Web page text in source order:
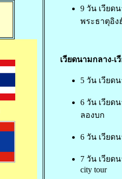
9 วัน เวียด
พระธาตุอิง
เวียดนามกลาง-เ
5 วัน เวียด
6 วัน เวียด
ลองบก
6 วัน เวียด
7 วัน เวียด
city tour